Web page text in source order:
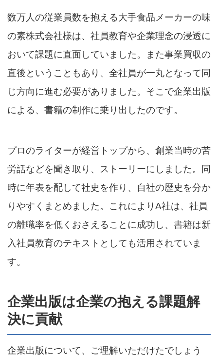
数万人の従業員数を抱える大手食品メーカーの味
の素株式会社様は、社員教育や企業理念の浸透に
おいて課題に直面していました。また事業買収の
直後ということもあり、全社員が一丸となって同
じ方向に進む必要がありました。そこで企業出版
による、書籍の制作に乗り出したのです。
プロのライターが経営トップから、創業当時の苦
労話などを聞き取り、ストーリーにしました。同
時に年表を配して社史を作り、自社の歴史を分か
りやすくまとめました。これによりA社は、社員
の離職率を低くおさえることに成功し、書籍は新
入社員教育のテキストとしても活用されていま
す。
企業出版は企業の抱える課題解
決に貢献
企業出版について、ご理解いただけたでしょう